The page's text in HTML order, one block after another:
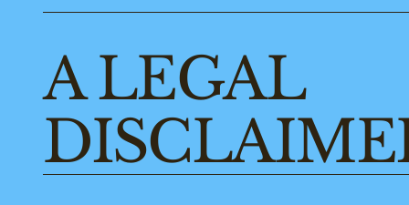
A LEGAL